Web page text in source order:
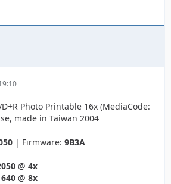
Photo Printable 16x (MediaCode:
made in Taiwan 2004
| Firmware: 9B3A
@ 4x
@ 8x